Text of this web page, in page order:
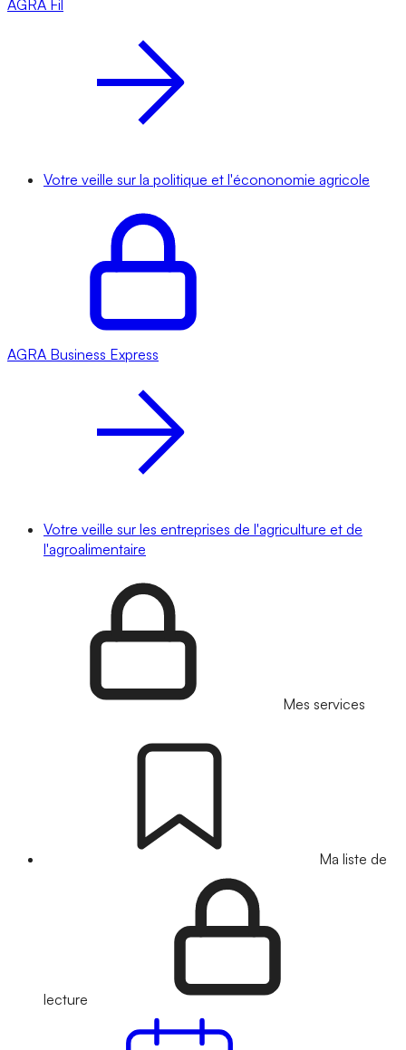
AGRA Fil
Votre veille sur la politique et l'écononomie agricole
AGRA Business Express
Votre veille sur les entreprises de l'agriculture et de
l'agroalimentaire
Mes services
Ma liste de
lecture